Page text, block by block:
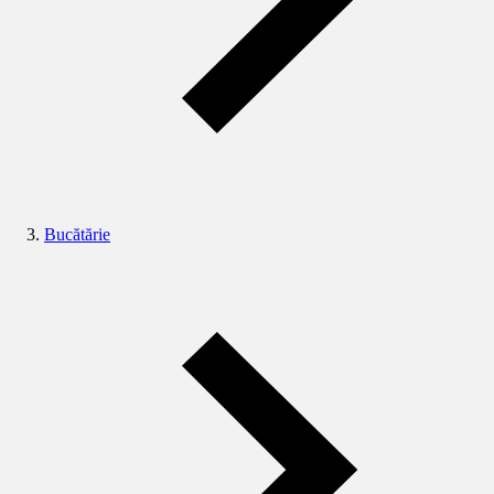
Bucătărie